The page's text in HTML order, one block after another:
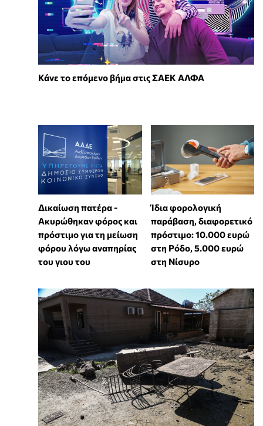
Κάνε το επόμενο βήμα στις ΣΑΕΚ ΑΛΦΑ
Δικαίωση πατέρα -
Ακυρώθηκαν φόρος και
πρόστιμο για τη μείωση
φόρου λόγω αναπηρίας
του γιου του
Ίδια φορολογική
παράβαση, διαφορετικό
πρόστιμο: 10.000 ευρώ
στη Ρόδο, 5.000 ευρώ
στη Νίσυρο